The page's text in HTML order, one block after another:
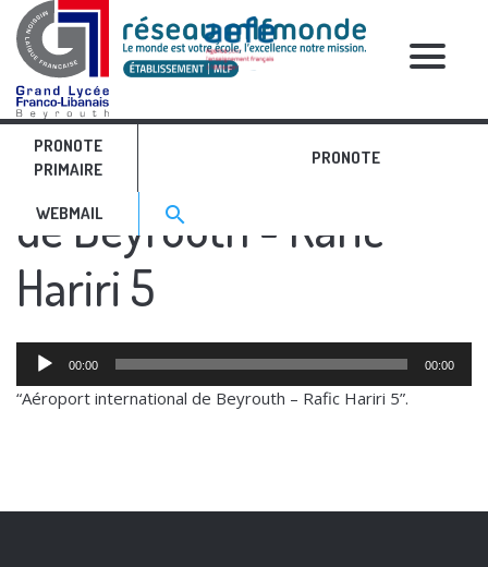
PRONOTE
PRIMAIRE
PRONOTE
WEBMAIL Search for:>
search
RELATIVE POSTS
Aéroport international
de Beyrouth - Rafic
Hariri 5
Audio
Player
00:00 00:00
“Aéroport international de Beyrouth – Rafic Hariri 5”.